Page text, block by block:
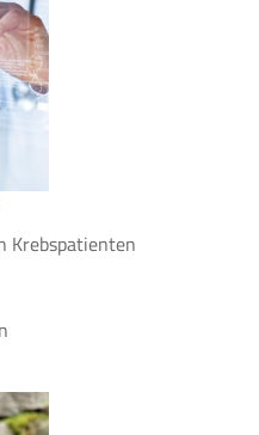
Krebspatienten